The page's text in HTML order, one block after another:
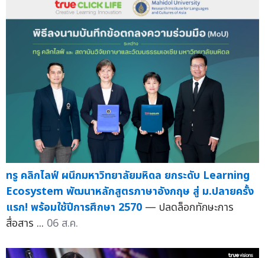
ทรู คลิกไลฟ์ ผนึกมหาวิทยาลัยมหิดล ยกระดับ Learning
Ecosystem พัฒนาหลักสูตรภาษาอังกฤษ สู่ ม.ปลายครั้ง
แรก! พร้อมใช้ปีการศึกษา 2570 — ปลดล็อกทักษะการ
สื่อสาร ... 06 ส.ค.